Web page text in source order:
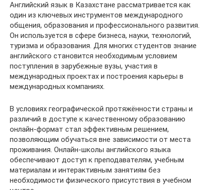
Английский язык в Казахстане рассматривается как
один из ключевых инструментов международного
общения, образования и профессионального развития.
Он используется в сфере бизнеса, науки, технологий,
туризма и образования. Для многих студентов знание
английского становится необходимым условием
поступления в зарубежные вузы, участия в
международных проектах и построения карьеры в
международных компаниях.
В условиях географической протяжённости страны и
различий в доступе к качественному образованию
онлайн-формат стал эффективным решением,
позволяющим обучаться вне зависимости от места
проживания. Онлайн-школы английского языка
обеспечивают доступ к преподавателям, учебным
материалам и интерактивным занятиям без
необходимости физического присутствия в учебном